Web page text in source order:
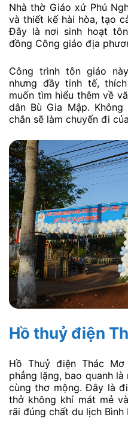
Nhà thờ Giáo xứ Phú
và thiết kế hài hòa, tạo
Đây là nơi sinh hoạt
đồng Công giáo địa
Công trình tôn giáo
nhưng đầy tinh tế,
muốn tìm hiểu thêm về
dân Bù Gia Mập.
chắn sẽ làm chuyến đi
Hồ thuỷ điện
Hồ Thuỷ điện Thác
phẳng lặng, bao quanh
cùng thơ mộng. Đây là
thở không khí mát mẻ
rãi đúng chất du lịch Bình